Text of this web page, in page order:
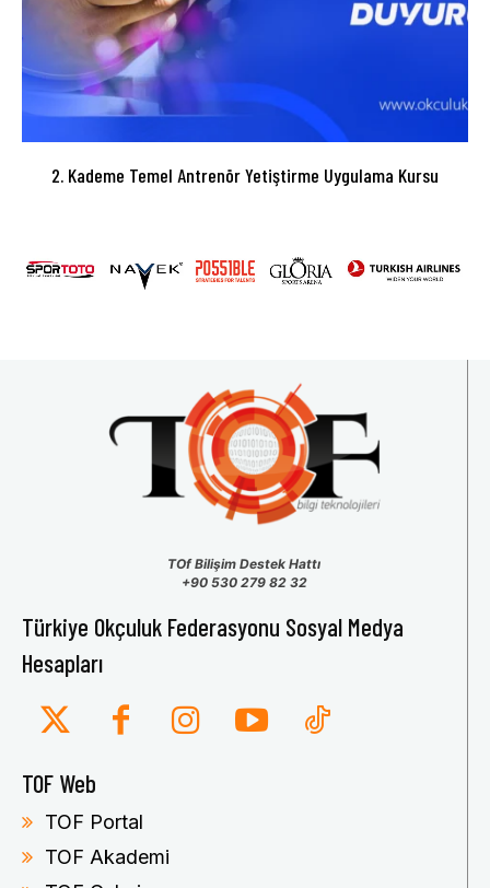
2. Kademe Temel Antrenör Yetiştirme Uygulama Kursu
TOf Bilişim Destek Hattı
+90 530 279 82 32
Türkiye Okçuluk Federasyonu Sosyal Medya
Hesapları
TOF Web
TOF Portal
TOF Akademi